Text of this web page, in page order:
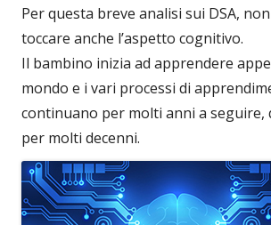
Per questa breve analisi sui DSA,
toccare anche l’aspetto cognitivo.
Il bambino inizia ad apprendere
mondo e i vari processi di
continuano per molti anni a seguire,
per molti decenni.